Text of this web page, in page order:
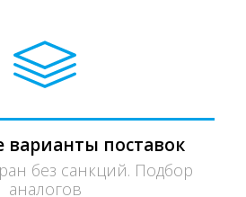
варианты поставок
без санкций. Подбор
аналогов